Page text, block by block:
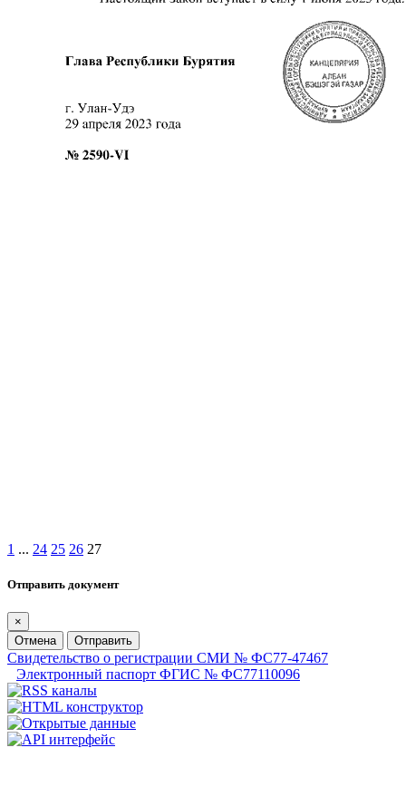
1 ... 24 25 26 27
Отправить документ
×
Отмена
Отправить
Свидетельство о регистрации СМИ № ФС77-47467
Электронный паспорт ФГИС № ФС77110096